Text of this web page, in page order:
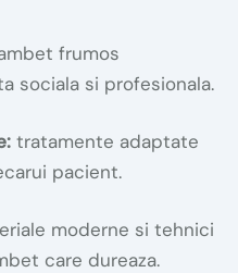
frumos
sociala si profesionala.
tratamente adaptate
pacient.
moderne si tehnici
care dureaza.